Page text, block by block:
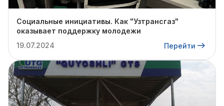
Социальные инициативы. Как "Узтрансгаз"
оказывает поддержку молодежи
19.07.2024
Перейти